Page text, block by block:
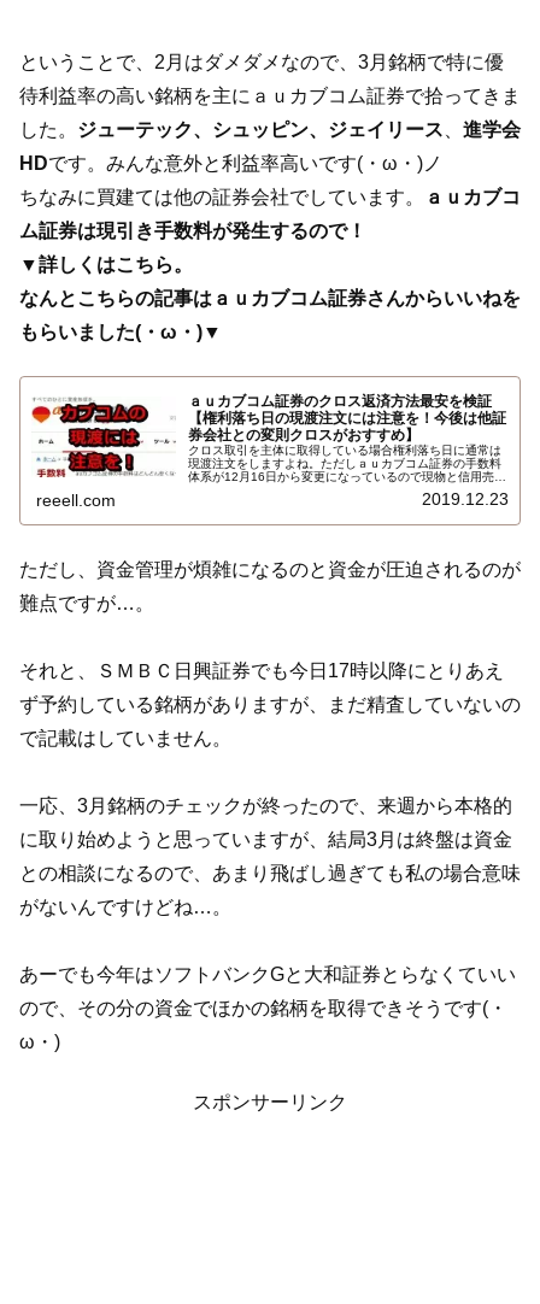
ということで、2月はダメダメなので、3月銘柄で特に優
待利益率の高い銘柄を主にａｕカブコム証券で拾ってきま
した。 ジューテック、シュッピン、ジェイリース
進学会
HDです。みんな意外と利益率高いです(・ω・)ノ
ちなみに買建ては他の証券会社でしています。
ａｕカブコ
ム証券は現引き手数料が発生するので！
▼詳しくはこちら。
なんとこちらの記事はａｕカブコム証券さんからいいねを
もらいました(・ω・)▼
ａｕカブコム証券のクロス返済方法最安を検証
【権利落ち日の現渡注文には注意を！今後は他証
券会社との変則クロスがおすすめ】
クロス取引を主体に取得している場合権利落ち日に通常は
現渡注文をしますよね。ただしａｕカブコム証券の手数料
体系が12月16日から変更になっているので現物と信用売り
が良いです。クロスの返済方法の最安値最善策を検証しま
reeell.com 2019.12.23
ただし、資金管理が煩雑になるのと資金が圧迫されるのが
難点ですが…。
それと、ＳＭＢＣ日興証券でも今日17時以降にとりあえ
ず予約している銘柄がありますが、まだ精査していないの
で記載はしていません。
一応、3月銘柄のチェックが終ったので、来週から本格的
に取り始めようと思っていますが、結局3月は終盤は資金
との相談になるので、あまり飛ばし過ぎても私の場合意味
がないんですけどね…。
あーでも今年はソフトバンクGと大和証券とらなくていい
ので、その分の資金でほかの銘柄を取得できそうです(・
ω・)
スポンサーリンク